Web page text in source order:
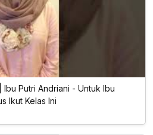
Ibu Putri Andriani - Untuk Ibu
Ikut Kelas Ini